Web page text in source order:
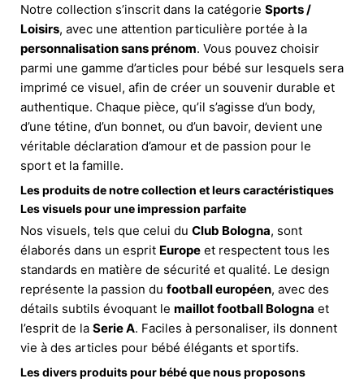
Notre collection s’inscrit dans la catégorie Sports /
Loisirs, avec une attention particulière portée à la
personnalisation sans prénom. Vous pouvez choisir
parmi une gamme d’articles pour bébé sur lesquels sera
imprimé ce visuel, afin de créer un souvenir durable et
authentique. Chaque pièce, qu’il s’agisse d’un body,
d’une tétine, d’un bonnet, ou d’un bavoir, devient une
véritable déclaration d’amour et de passion pour le
sport et la famille.
Les produits de notre collection et leurs caractéristiques
Les visuels pour une impression parfaite
Nos visuels, tels que celui du Club Bologna, sont
élaborés dans un esprit Europe et respectent tous les
standards en matière de sécurité et qualité. Le design
représente la passion du football européen, avec des
détails subtils évoquant le maillot football Bologna et
l’esprit de la Serie A. Faciles à personaliser, ils donnent
vie à des articles pour bébé élégants et sportifs.
Les divers produits pour bébé que nous proposons